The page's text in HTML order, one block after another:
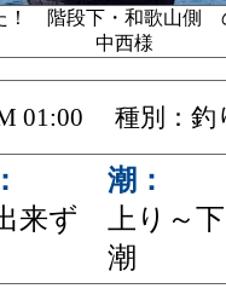
！ 階段下・和歌山側
中西様
01:00 種別：釣
来ず
潮：
上り～
潮